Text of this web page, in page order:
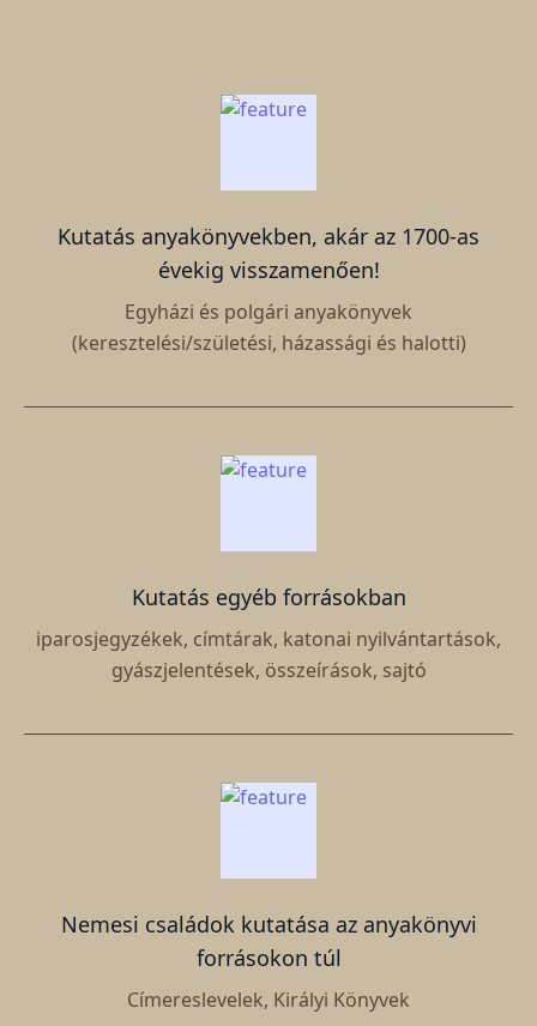
Kutatás anyakönyvekben, akár az 1700-as
évekig visszamenően!
Egyházi és polgári anyakönyvek
(keresztelési/születési, házassági és halotti)
Kutatás egyéb forrásokban
iparosjegyzékek, címtárak, katonai nyilvántartások,
gyászjelentések, összeírások, sajtó
Nemesi családok kutatása az anyakönyvi
forrásokon túl
Címereslevelek, Királyi Könyvek